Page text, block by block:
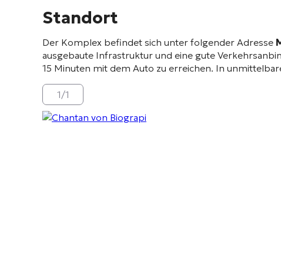
Standort
Der Komplex befindet sich unter folgender Adresse
ausgebaute Infrastruktur und eine gute
15 Minuten mit dem Auto zu erreichen. In
1/1